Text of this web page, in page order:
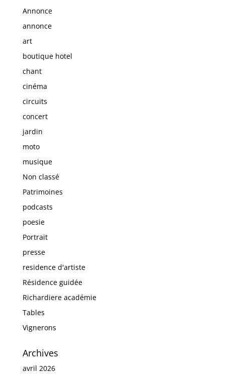
Annonce
annonce
art
boutique hotel
chant
cinéma
circuits
concert
jardin
moto
musique
Non classé
Patrimoines
podcasts
poesie
Portrait
presse
residence d'artiste
Résidence guidée
Richardiere académie
Tables
Vignerons
Archives
avril 2026